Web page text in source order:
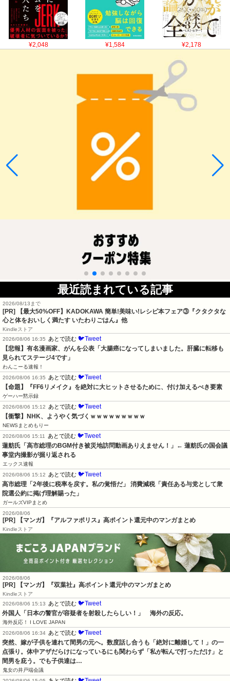
¥2,048 ¥1,584 ¥2,178
最近読まれている記事
2026/08/13まで
[PR] 【最大50%OFF】KADOKAWA 簡単!美味い!レシピ本フェア③『クタクタな
心と体をおいしく満たす いたわりごはん』他
Kindleストア
2026/08/06 16:35
あとで読む 🐦Tweet
【悲報】有名漫画家、がんを公表「大腸癌になってしまいました。肝臓に転移も
見られてステージ4です」
わんこーる速報！
2026/08/06 16:35
あとで読む 🐦Tweet
【命題】『FF6リメイク』を絶対に大ヒットさせるために、付け加えるべき要素
ゲーハー黙示録
2026/08/06 15:12
あとで読む 🐦Tweet
【衝撃】NHK、ようやく気づくｗｗｗｗｗｗｗｗｗ
NEWSまとめもりー
2026/08/06 15:11
あとで読む 🐦Tweet
蓮舫氏「高市総理のBGM付き被災地訪問動画ありえません！」← 蓮舫氏の国会議
事堂内撮影が掘り返される
エックス速報
2026/08/06 15:12
あとで読む 🐦Tweet
高市総理「2年後に税率を戻す。私の覚悟だ」 消費減税「責任ある与党として衆
院選公約に掲げ理解賜った」
ガールズVIPまとめ
2026/08/06
[PR] 【マンガ】『アルファポリス』高ポイント還元中のマンガまとめ
Kindleストア
2026/08/06
[PR] 【マンガ】『双葉社』高ポイント還元中のマンガまとめ
Kindleストア
2026/08/06 15:13
あとで読む 🐦Tweet
外国人「日本の警官が容疑者を射殺したらしい！」　海外の反応。
海外反応！ I LOVE JAPAN
2026/08/06 16:34 あとで読む 🐦Tweet
突然、嫁が子供を連れて間男の元へ。数度話し合うも「絶対に離婚して！」の一
点張り。体中アザだらけになっているにも関わらず「私が転んで打っただけ」と
間男を庇う。でも子供達は…
鬼女の井戸端会議